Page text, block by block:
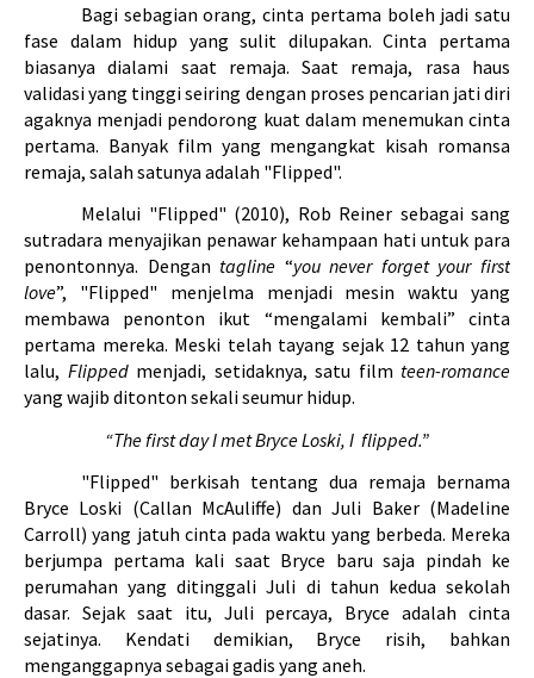
Bagi sebagian orang, cinta pertama boleh jadi satu
fase dalam hidup yang sulit dilupakan. Cinta pertama
biasanya dialami saat remaja. Saat remaja, rasa haus
validasi yang tinggi seiring dengan proses pencarian jati diri
agaknya menjadi pendorong kuat dalam menemukan cinta
pertama. Banyak film yang mengangkat kisah romansa
remaja, salah satunya adalah "Flipped".
Melalui "Flipped" (2010), Rob Reiner sebagai sang
sutradara menyajikan penawar kehampaan hati untuk para
penontonnya. Dengan tagline “you never forget your first
love”, "Flipped" menjelma menjadi mesin waktu yang
membawa penonton ikut “mengalami kembali” cinta
pertama mereka. Meski telah tayang sejak 12 tahun yang
lalu, Flipped menjadi, setidaknya, satu film
yang wajib ditonton sekali seumur hidup.
“The first day I met Bryce Loski, I  flipped.”
"Flipped" berkisah tentang dua remaja bernama
Bryce Loski (Callan McAuliffe) dan Juli Baker (Madeline
Carroll) yang jatuh cinta pada waktu yang berbeda. Mereka
berjumpa pertama kali saat Bryce baru saja pindah ke
perumahan yang ditinggali Juli di tahun kedua sekolah
dasar. Sejak saat itu, Juli percaya, Bryce adalah cinta
sejatinya. Kendati demikian, Bryce risih, bahkan
menganggapnya sebagai gadis yang aneh.